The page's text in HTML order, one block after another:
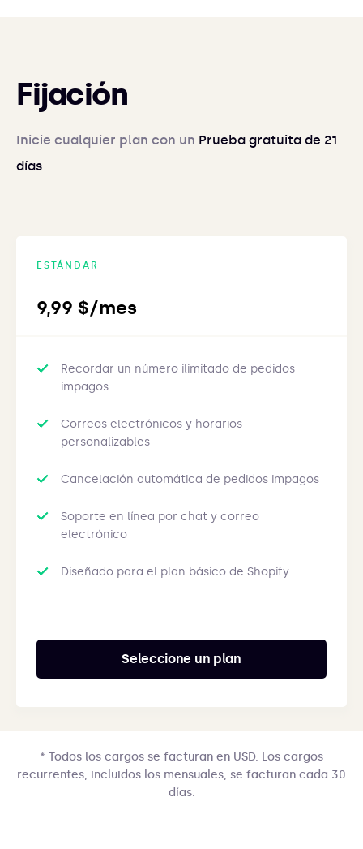
Fijación
Inicie cualquier plan con un Prueba gratuita de 21
días
ESTÁNDAR
9,99 $/mes
Recordar un número ilimitado de pedidos
impagos
Correos electrónicos y horarios
personalizables
Cancelación automática de pedidos impagos
Soporte en línea por chat y correo
electrónico
Diseñado para el plan básico de Shopify
Seleccione un plan
* Todos los cargos se facturan en USD. Los cargos
recurrentes, incluidos los mensuales, se facturan cada 30
días.